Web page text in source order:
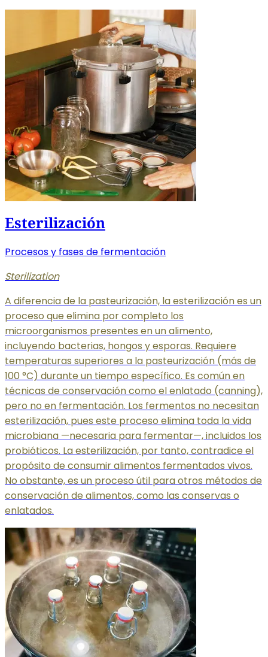
Esterilización
Procesos y fases de fermentación
Sterilization
A diferencia de la pasteurización, la esterilización es un
proceso que elimina por completo los
microorganismos presentes en un alimento,
incluyendo bacterias, hongos y esporas. Requiere
temperaturas superiores a la pasteurización (más de
100 °C) durante un tiempo específico. Es común en
técnicas de conservación como el enlatado (canning),
pero no en fermentación. Los fermentos no necesitan
esterilización, pues este proceso elimina toda la vida
microbiana —necesaria para fermentar—, incluidos los
probióticos. La esterilización, por tanto, contradice el
propósito de consumir alimentos fermentados vivos.
No obstante, es un proceso útil para otros métodos de
conservación de alimentos, como las conservas o
enlatados.